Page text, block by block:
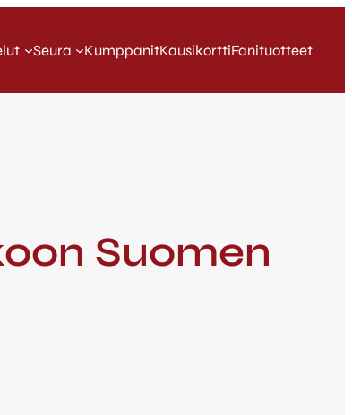
Seura KumppanitKausikorttiFanituotteet
Suomen